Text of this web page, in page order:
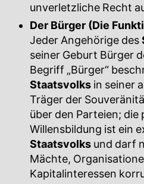
unverletzliche Recht
Der Bürger (Die
Jeder Angehörige des
seiner Geburt Bürger
Begriff „Bürger“
Staatsvolks in seiner
Träger der
über den Parteien; die
Willensbildung ist ein
Staatsvolks und darf
Mächte,
Kapitalinteressen